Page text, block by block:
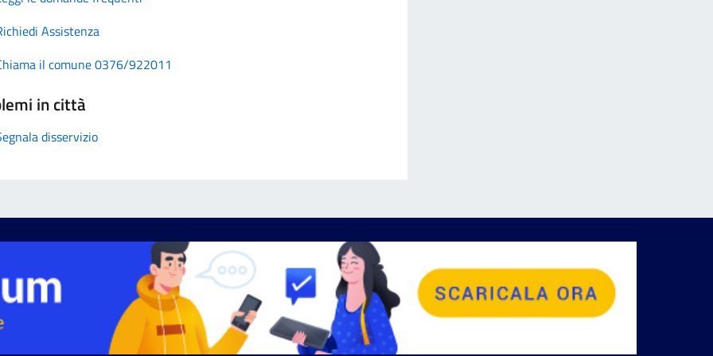
Assistenza
il comune 0376/922011
in città
disservizio